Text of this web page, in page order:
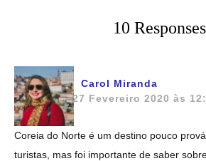
10 Responses
Carol Miranda
27 Fevereiro 2020 às
Coreia do Norte é um destino pouco
turistas, mas foi importante de saber